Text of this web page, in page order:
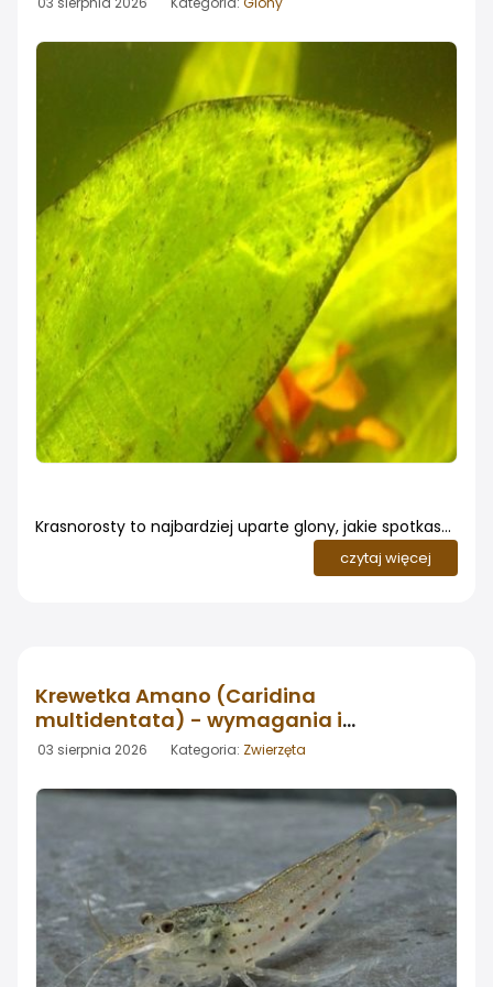
Krasnorosty to najbardziej uparte glony, jakie spotkasz
w akwarium słodkowodnym. Akwaryści znają je pod
nazwami czarna broda (black beard algae, BBA) i
czytaj więcej
Krewetka Amano (Caridina
multidentata) - wymagania i
pielęgnacja
03 sierpnia 2026 Kategoria: Zwierzęta